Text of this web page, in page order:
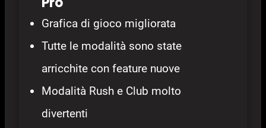
Grafica di gioco migliorata
Tutte le modalità sono state
arricchite con feature nuove
Modalità Rush e Club molto
divertenti